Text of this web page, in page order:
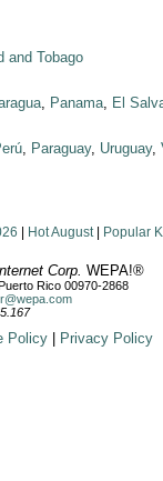
and Tobago
, Panama, El
, Paraguay, Uruguay,
Hot August| Popular
Corp. WEPA!®
Rico 00970-2868
Policy Privacy Policy